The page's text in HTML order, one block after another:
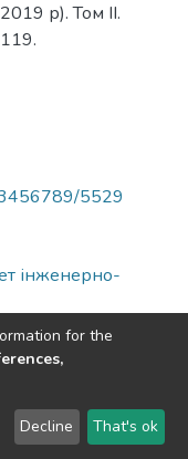
р). Том ІІ.
5529
інженерно-
2026 LYRASIS
for the
Decline That's ok